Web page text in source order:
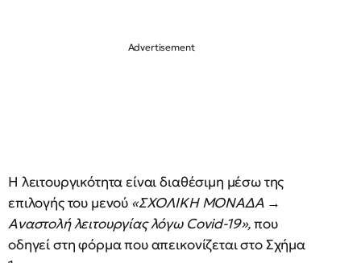
Η λειτουργικότητα είναι διαθέσιμη μέσω της
επιλογής του μενού «ΣΧΟΛΙΚΗ ΜΟΝΑΔΑ →
Αναστολή λειτουργίας λόγω Covid-19»,που
οδηγεί στη φόρμα που απεικονίζεται στο Σχήμα